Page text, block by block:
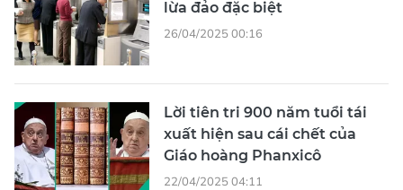
lừa đảo đặc biệt
26/04/2025 00:16
Lời tiên tri 900 năm tuổi tái
xuất hiện sau cái chết của
Giáo hoàng Phanxicô
22/04/2025 04:11